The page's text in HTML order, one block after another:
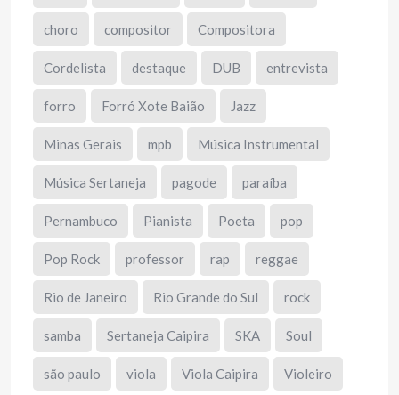
choro compositor Compositora
Cordelista destaque DUB entrevista
forro Forró Xote Baião Jazz
Minas Gerais mpb Música Instrumental
Música Sertaneja pagode paraíba
Pernambuco Pianista Poeta pop
Pop Rock professor rap reggae
Rio de Janeiro Rio Grande do Sul rock
samba Sertaneja Caipira SKA Soul
são paulo viola Viola Caipira Violeiro